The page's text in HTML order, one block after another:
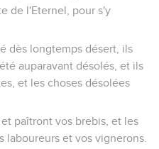
de l'Eternel, pour s'y
dès longtemps désert, ils
auparavant désolés, et ils
et les choses désolées
paîtront vos brebis, et les
laboureurs et vos vignerons.